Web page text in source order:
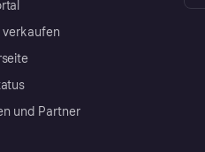
verkaufen
und Partner